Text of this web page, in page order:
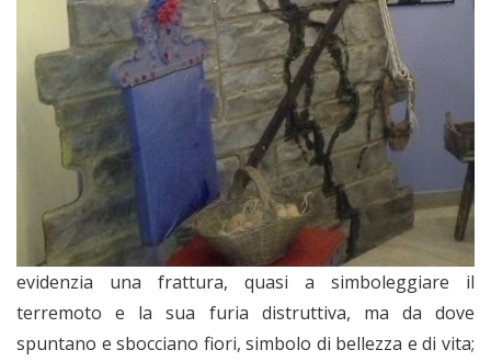
evidenzia una frattura, quasi a simboleggiare il
terremoto e la sua furia distruttiva, ma da dove
spuntano e sbocciano fiori, simbolo di bellezza e di vita;